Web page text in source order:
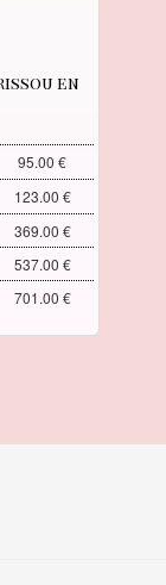
en
95.00 €
123.00 €
369.00 €
537.00 €
701.00 €